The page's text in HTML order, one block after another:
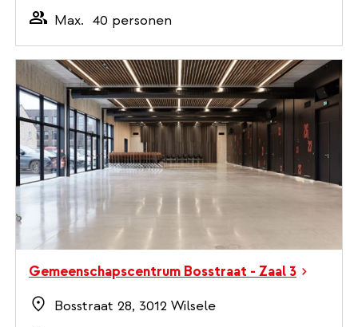
Max. 40 personen
Gemeenschapscentrum Bosstraat - Zaal 3
Bosstraat 28, 3012 Wilsele